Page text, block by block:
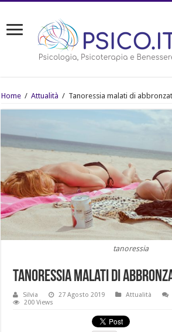
Home / Attualità / Tanoressia malati di
tanoressia
Tanoressia malati di
Silvia 27 Agosto 2019 Attualità
200 Views